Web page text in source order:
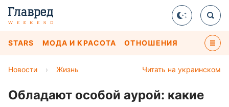
STARS МОДА И КРАСОТА ОТНОШЕНИЯ
Читать на украинском
Новости › Жизнь
Обладают особой аурой: какие